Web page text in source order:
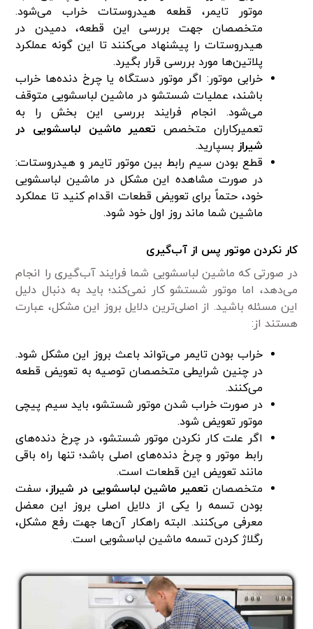
موتور تایمر، قطعه هیدروستات خراب می‌شود.
متخصصان جهت بررسی این قطعه، دمیدن در
هیدروستات را پیشنهاد می‌کنند تا این گونه عملکرد
پلاتین‌ها مورد بررسی قرار بگیرد.
خرابی موتور: اگر موتور دستگاه یا چرخ دنده‌ها خراب
باشند، عملیات شستشو در ماشین لباسشویی متوقف
می‌شود. انجام فرایند بررسی این بخش را به
تعمیرکاران متخصص تعمیر ماشین لباسشویی در
شیراز بسپارید.
قطع بودن سیم رابط بین موتور تایمر و هیدروستات:
در صورت مشاهده این مشکل در ماشین لباسشویی
خود، حتماً برای تعویض قطعات اقدام کنید تا عملکرد
ماشین شما ماند روز اول خود شود.
کار نکردن موتور پس از آب‌گیری
در صورتی که ماشین لباسشویی شما فرایند آب‌گیری را انجام
می‌دهد، اما موتور شستشو کار نمی‌کند؛ باید به دنبال دلیل
این مسئله باشید. از اصلی‌ترین دلایل بروز این مشکل، عبارت
هستند از:
خراب بودن تایمر می‌تواند باعث بروز این مشکل شود.
در چنین شرایطی متخصصان توصیه به تعویض قطعه
می‌کنند.
در صورت خراب شدن موتور شستشو، باید سیم پیچی
موتور تعویض شود.
اگر علت کار نکردن موتور شستشو، در چرخ دنده‌های
رابط موتور و چرخ دنده‌های اصلی باشد؛ تنها راه باقی
مانند تعویض این قطعات است.
متخصصان تعمیر ماشین لباسشویی در شیراز، سفت
بودن تسمه را یکی از دلایل اصلی بروز این معضل
معرفی می‌کنند. البته راهکار آن‌ها جهت رفع مشکل،
رگلاژ کردن تسمه ماشین لباسشویی است.